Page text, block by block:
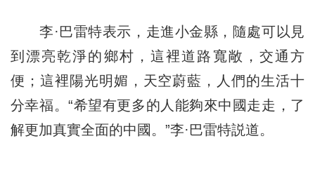
李·巴雷特表示，走進小金縣，隨處可以見
到漂亮乾淨的鄉村，這裡道路寬敞，交通方
便；這裡陽光明媚，天空蔚藍，人們的生活十
分幸福。“希望有更多的人能夠來中國走走，了
解更加真實全面的中國。”李·巴雷特説道。